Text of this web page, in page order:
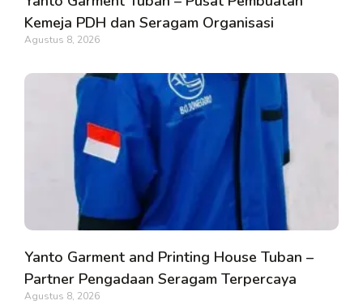
Kemeja PDH dan Seragam Organisasi
Agustus 8, 2026
Yanto Garment and Printing House Tuban –
Partner Pengadaan Seragam Terpercaya
Agustus 8, 2026